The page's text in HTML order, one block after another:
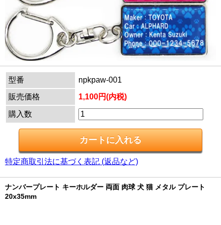
型番
npkpaw-001
販売価格
1,100円(内税)
購入数
特定商取引法に基づく表記 (返品など)
ナンバープレート キーホルダー 両面 肉球 犬 猫 メタル プレート
20x35mm